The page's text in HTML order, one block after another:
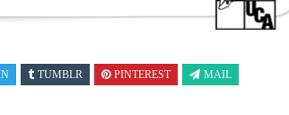
TUMBLR PINTEREST MAIL